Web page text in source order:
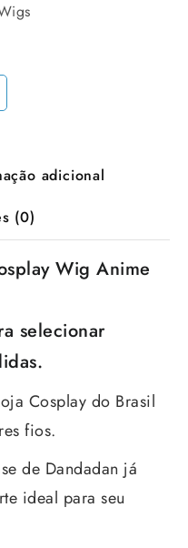
adicional
(0)
Wig Anime
selecionar
Cosplay do Brasil
fios.
de Dandadan já
ideal para seu